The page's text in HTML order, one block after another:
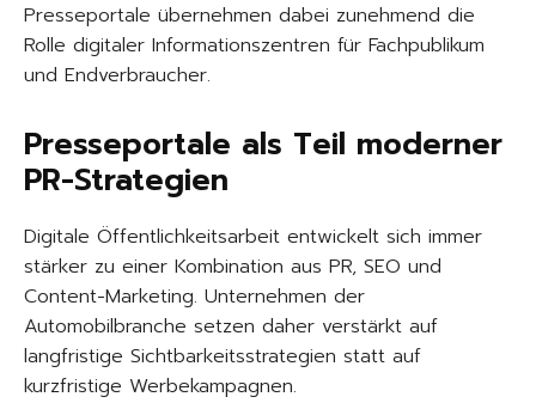
Presseportale übernehmen dabei zunehmend die
Rolle digitaler Informationszentren für Fachpublikum
und Endverbraucher.
Presseportale als Teil moderner
PR-Strategien
Digitale Öffentlichkeitsarbeit entwickelt sich immer
stärker zu einer Kombination aus PR, SEO und
Content-Marketing. Unternehmen der
Automobilbranche setzen daher verstärkt auf
langfristige Sichtbarkeitsstrategien statt auf
kurzfristige Werbekampagnen.